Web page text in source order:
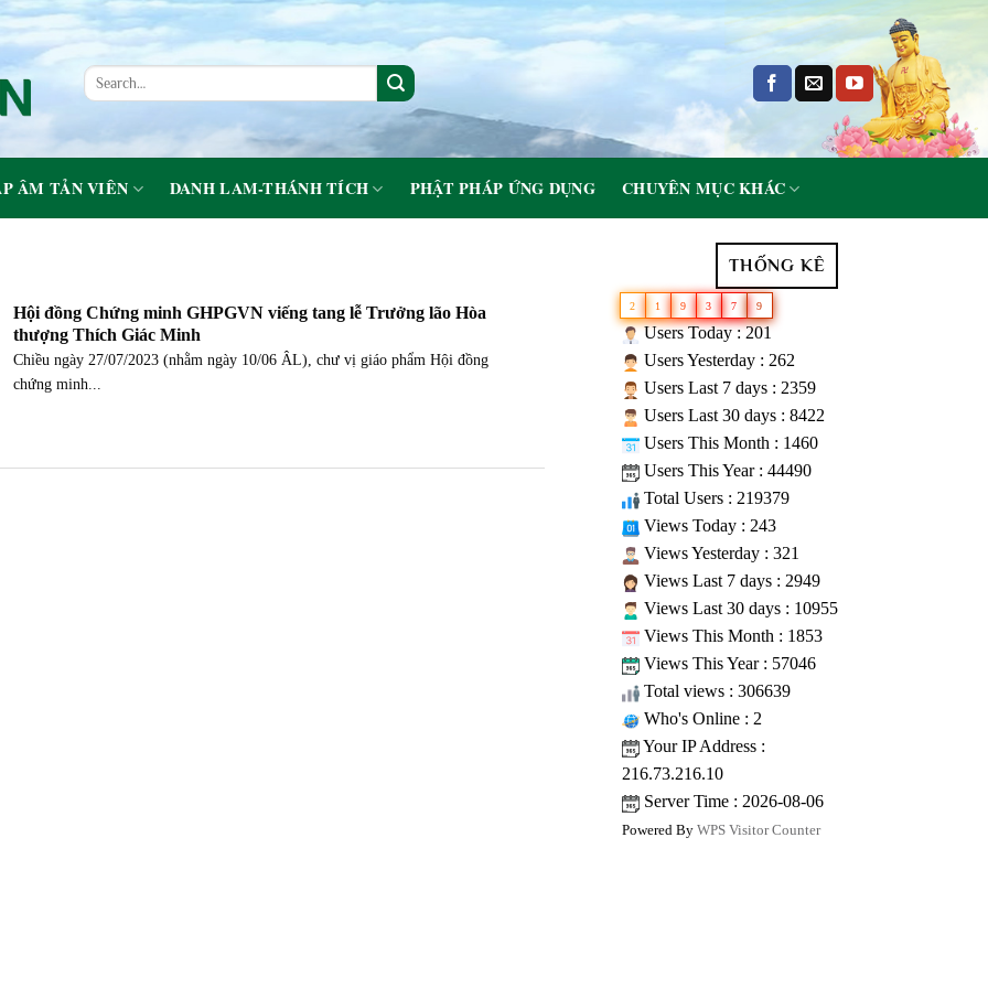
ÂM TẢN VIÊN DANH LAM-THÁNH TÍCH PHẬT PHÁP ỨNG DỤNG CHUYÊN MỤC KHÁC
Hội đồng Chứng minh GHPGVN viếng tang lễ Trưởng lão Hòa
thượng Thích Giác Minh
Chiều ngày 27/07/2023 (nhằm ngày 10/06 ÂL), chư vị giáo phẩm Hội đồng
chứng minh...
THỐNG KÊ
2 1 9 3 7 9
Users Today : 201
Users Yesterday : 262
Users Last 7 days : 2359
Users Last 30 days : 8422
Users This Month : 1460
Users This Year : 44490
Total Users : 219379
Views Today : 243
Views Yesterday : 321
Views Last 7 days : 2949
Views Last 30 days : 10955
Views This Month : 1853
Views This Year : 57046
Total views : 306639
Who's Online : 2
Your IP Address :
216.73.216.10
Server Time : 2026-08-06
Powered By WPS Visitor Counter